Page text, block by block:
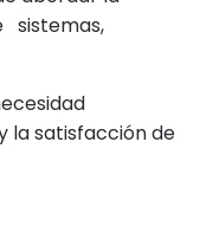
sistemas,
la satisfacción de